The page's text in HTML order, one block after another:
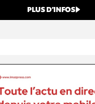
PLUS D’INFOS